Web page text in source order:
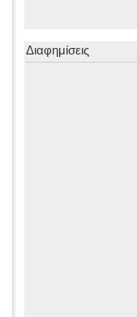
Διαφημίσεις